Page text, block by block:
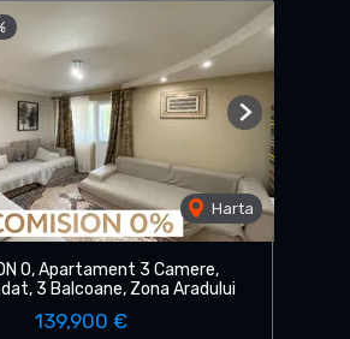
Harta
Next
0, Apartament 3 Camere,
3 Balcoane, Zona Aradului
139,900 €